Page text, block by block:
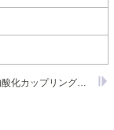
LiNiO2にメタンの選択的酸化カップリング反応